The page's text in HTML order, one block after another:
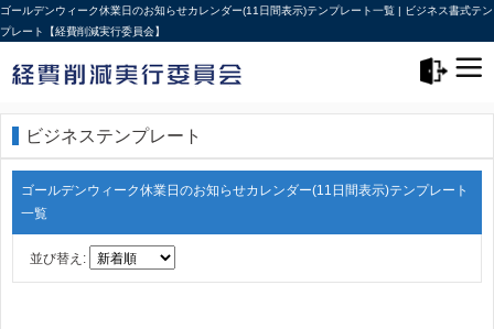
ゴールデンウィーク休業日のお知らせカレンダー(11日間表示)テンプレート一覧 | ビジネス書式テン
プレート【経費削減実行委員会】
ビジネステンプレート
ゴールデンウィーク休業日のお知らせカレンダー(11日間表示)テンプレート
一覧
並び替え: